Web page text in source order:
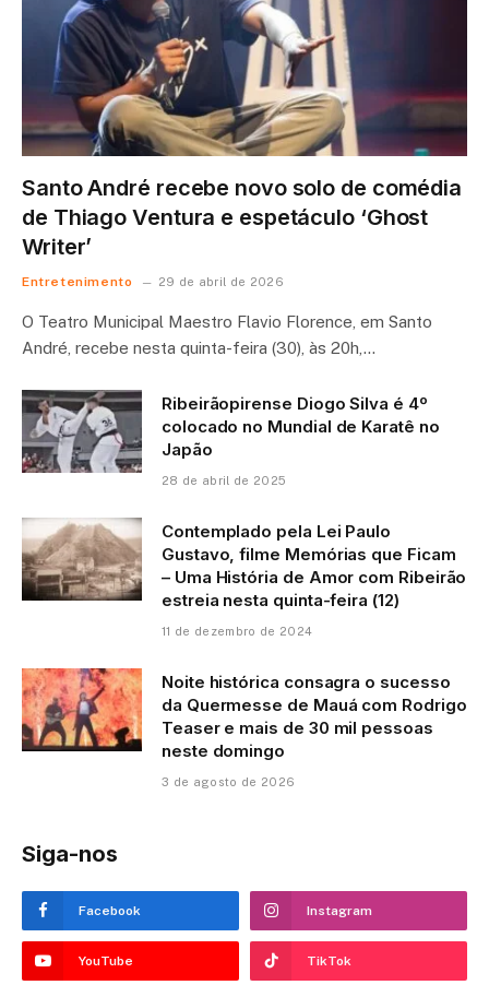
Santo André recebe novo solo de comédia
de Thiago Ventura e espetáculo ‘Ghost
Writer’
Entretenimento 29 de abril de 2026
O Teatro Municipal Maestro Flavio Florence, em Santo
André, recebe nesta quinta-feira (30), às 20h,…
Ribeirãopirense Diogo Silva é 4º
colocado no Mundial de Karatê no
Japão
28 de abril de 2025
Contemplado pela Lei Paulo
Gustavo, filme Memórias que Ficam
– Uma História de Amor com Ribeirão
estreia nesta quinta-feira (12)
11 de dezembro de 2024
Noite histórica consagra o sucesso
da Quermesse de Mauá com Rodrigo
Teaser e mais de 30 mil pessoas
neste domingo
3 de agosto de 2026
Siga-nos
Facebook Instagram
YouTube TikTok